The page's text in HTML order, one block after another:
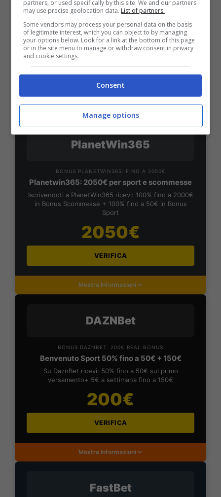
Bonus Benvenuto Sport: fino a 1.000€
50% sul deposito fino a 50€
1000€
PlanetWin365
BONUS PLANETWIN365: FINO A 2050€
Planetwin365: 2050€ per sport e scommesse
Iscrivendoti a PlanetWin365 ricevi: 100% fino a 2000€
in Bonus Scommesse + 100% fino a 50€ in Bonus
Sport
2050€
VERIFICA
Mostra Informazioni
DAZNBet
BONUS DAZNBET: 200€ REAL BONUS
Benvenuto Sport 50% fino a 50€ + 150€
Su DaznBet ricevi: 50% fino a 50€ sul primo
versamento+ 5€ a settimana fino a 150€
200€
VERIFICA
Mostra Informazioni
FastBet
partners, or used specifically by this site. We and our partners
may use precise geolocation data. List of partners.
Some vendors may process your personal data on the basis
of legitimate interest, which you can object to by managing
your options below. Look for a link at the bottom of this page
or in the site menu to manage or withdraw consent in privacy
and cookie settings.
Consent
Manage options